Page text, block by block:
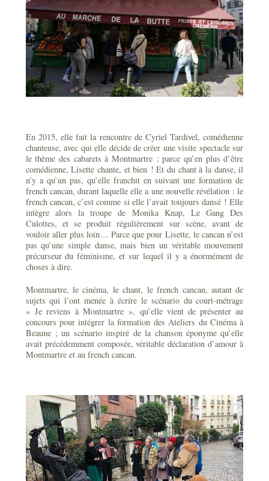
En 2015, elle fait la rencontre de Cyriel Tardivel, comédienne
chanteuse, avec qui elle décide de créer une visite spectacle sur
le thème des cabarets à Montmartre ; parce qu’en plus d’être
comédienne, Lisette chante, et bien ! Et du chant à la danse, il
n’y a qu’un pas, qu’elle franchit en suivant une formation de
french cancan, durant laquelle elle a une nouvelle révélation : le
french cancan, c’est comme si elle l’avait toujours dansé ! Elle
intègre alors la troupe de Monika Knap, Le Gang Des
Culottes, et se produit régulièrement sur scène, avant de
vouloir aller plus loin… Parce que pour Lisette, le cancan n’est
pas qu’une simple danse, mais bien un véritable mouvement
précurseur du féminisme, et sur lequel il y a énormément de
choses à dire.
Montmartre, le cinéma, le chant, le french cancan, autant de
sujets qui l’ont menée à écrire le scénario du court-métrage
« Je reviens à Montmartre », qu’elle vient de présenter au
concours pour intégrer la formation des Ateliers du Cinéma à
Beaune ; un scénario inspiré de la chanson éponyme qu’elle
avait précédemment composée, véritable déclaration d’amour à
Montmartre et au french cancan.